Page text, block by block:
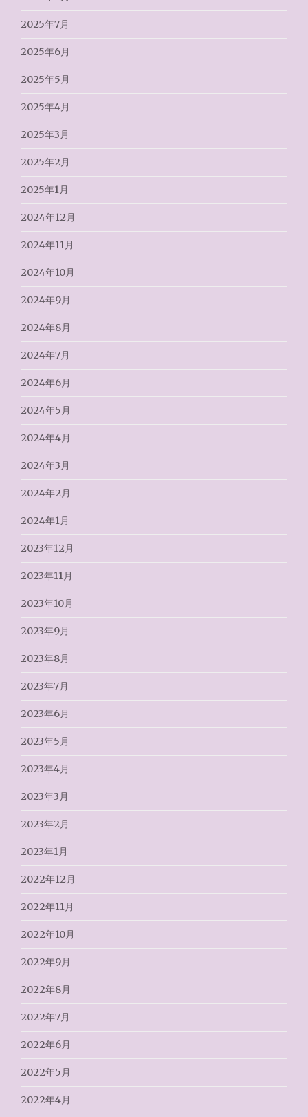
2025年7月
2025年6月
2025年5月
2025年4月
2025年3月
2025年2月
2025年1月
2024年12月
2024年11月
2024年10月
2024年9月
2024年8月
2024年7月
2024年6月
2024年5月
2024年4月
2024年3月
2024年2月
2024年1月
2023年12月
2023年11月
2023年10月
2023年9月
2023年8月
2023年7月
2023年6月
2023年5月
2023年4月
2023年3月
2023年2月
2023年1月
2022年12月
2022年11月
2022年10月
2022年9月
2022年8月
2022年7月
2022年6月
2022年5月
2022年4月